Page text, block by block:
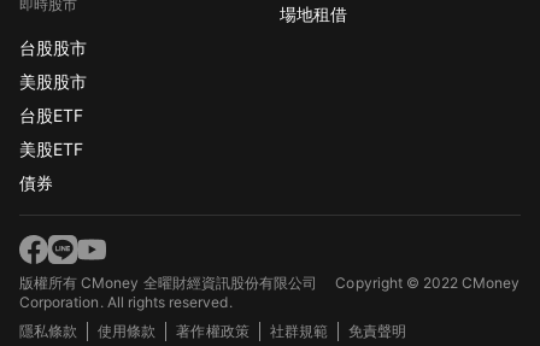
即時股市
台股股市
美股股市
台股ETF
美股ETF
債券
場地租借
版權所有 CMoney 全曜財經資訊股份有限公司Copyright © 2022 CMoney
Corporation. All rights reserved.
隱私條款
使用條款 著作權政策 社群規範 免責聲明